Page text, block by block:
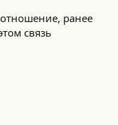
ранее
связь